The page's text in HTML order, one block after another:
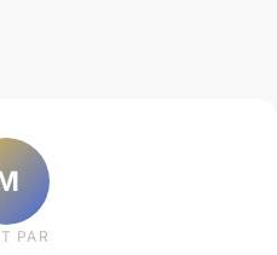
PAR